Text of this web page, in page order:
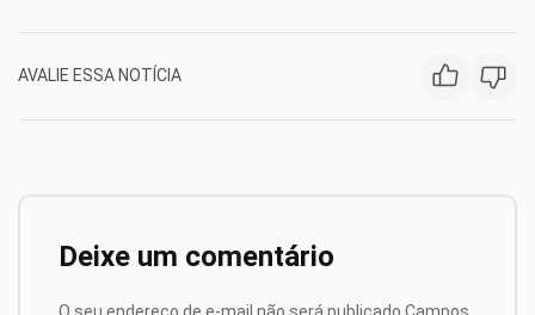
AVALIE ESSA NOTÍCIA
Deixe um comentário
O seu endereço de e-mail não será publicado. Campos